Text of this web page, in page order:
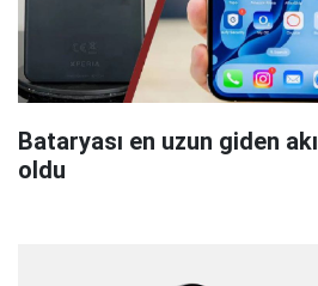
Bataryası en uzun giden
oldu